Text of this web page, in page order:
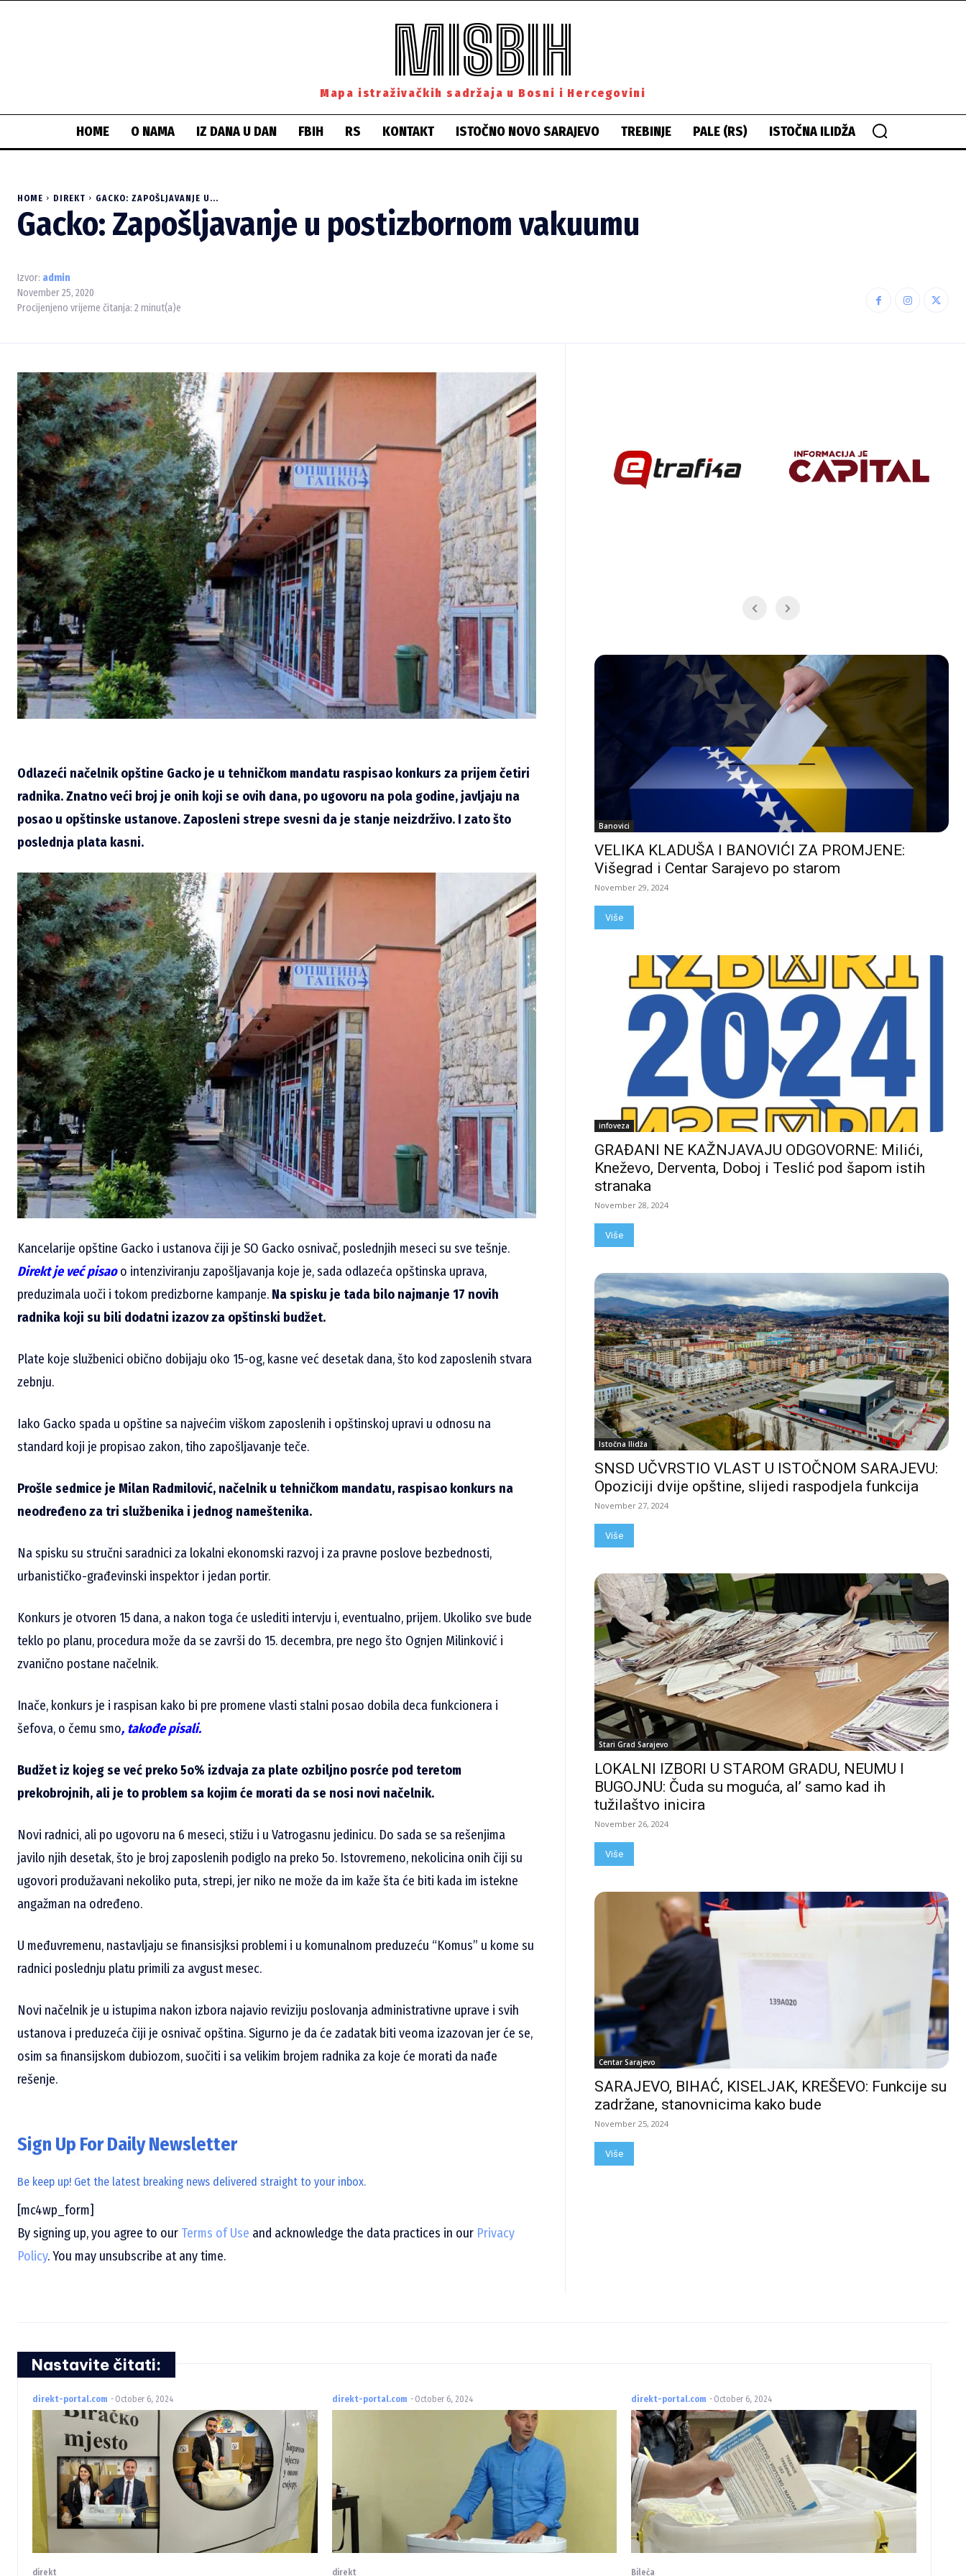
MISBIH
Mapa istraživačkih sadržaja u Bosni i Hercegovini
HOME O NAMA IZ DANA U DAN FBIH RS KONTAKT ISTOČNO NOVO SARAJEVO TREBINJE PALE (RS) ISTOČNA ILIDŽA
HOME DIREKT GACKO: ZAPOŠLJAVANJE U...
Gacko: Zapošljavanje u postizbornom vakuumu
Izvor: admin
November 25, 2020
Procijenjeno vrijeme čitanja: 2 minut(a)e
Odlazeći načelnik opštine Gacko je u tehničkom mandatu raspisao konkurs za prijem četiri
radnika. Znatno veći broj je onih koji se ovih dana, po ugovoru na pola godine, javljaju na
posao u opštinske ustanove. Zaposleni strepe svesni da je stanje neizdrživo. I zato što
poslednja plata kasni.
Kancelarije opštine Gacko i ustanova čiji je SO Gacko osnivač, poslednjih meseci su sve tešnje.
Direkt je već pisaoo intenziviranju zapošljavanja koje je, sada odlazeća opštinska uprava,
preduzimala uoči i tokom predizborne kampanje. Na spisku je tada bilo najmanje 17 novih
radnika koji su bili dodatni izazov za opštinski budžet.
Plate koje službenici obično dobijaju oko 15-og, kasne već desetak dana, što kod zaposlenih stvara
zebnju.
Iako Gacko spada u opštine sa najvećim viškom zaposlenih i opštinskoj upravi u odnosu na
standard koji je propisao zakon, tiho zapošljavanje teče.
Prošle sedmice je Milan Radmilović, načelnik u tehničkom mandatu, raspisao konkurs na
neodređeno za tri službenika i jednog nameštenika.
Na spisku su stručni saradnici za lokalni ekonomski razvoj i za pravne poslove bezbednosti,
urbanističko-građevinski inspektor i jedan portir.
Konkurs je otvoren 15 dana, a nakon toga će uslediti intervju i, eventualno, prijem. Ukoliko sve bude
teklo po planu, procedura može da se završi do 15. decembra, pre nego što Ognjen Milinković i
zvanično postane načelnik.
Inače, konkurs je i raspisan kako bi pre promene vlasti stalni posao dobila deca funkcionera i
šefova, o čemu smo, takođe pisali.
Budžet iz kojeg se već preko 5o% izdvaja za plate ozbiljno posrće pod teretom
prekobrojnih, ali je to problem sa kojim će morati da se nosi novi načelnik.
Novi radnici, ali po ugovoru na 6 meseci, stižu i u Vatrogasnu jedinicu. Do sada se sa rešenjima
javilo njih desetak, što je broj zaposlenih podiglo na preko 5o. Istovremeno, nekolicina onih čiji su
ugovori produžavani nekoliko puta, strepi, jer niko ne može da im kaže šta će biti kada im istekne
angažman na određeno.
U međuvremenu, nastavljaju se finansisjksi problemi i u komunalnom preduzeću “Komus” u kome su
radnici poslednju platu primili za avgust mesec.
Novi načelnik je u istupima nakon izbora najavio reviziju poslovanja administrativne uprave i svih
ustanova i preduzeća čiji je osnivač opština. Sigurno je da će zadatak biti veoma izazovan jer će se,
osim sa finansijskom dubiozom, suočiti i sa velikim brojem radnika za koje će morati da nađe
rešenje.
Sign Up For Daily Newsletter
Be keep up! Get the latest breaking news delivered straight to your inbox.
[mc4wp_form]
By signing up, you agree to our Terms of Use and acknowledge the data practices in our Privacy
Policy. You may unsubscribe at any time.
Banovici
VELIKA KLADUŠA I BANOVIĆI ZA PROMJENE:
Višegrad i Centar Sarajevo po starom
November 29, 2024
Više
infoveza
GRAĐANI NE KAŽNJAVAJU ODGOVORNE: Milići,
Kneževo, Derventa, Doboj i Teslić pod šapom istih
stranaka
November 28, 2024
Više
Istočna Ilidža
SNSD UČVRSTIO VLAST U ISTOČNOM SARAJEVU:
Opoziciji dvije opštine, slijedi raspodjela funkcija
November 27, 2024
Više
Stari Grad Sarajevo
LOKALNI IZBORI U STAROM GRADU, NEUMU I
BUGOJNU: Čuda su moguća, al’ samo kad ih
tužilaštvo inicira
November 26, 2024
Više
Centar Sarajevo
SARAJEVO, BIHAĆ, KISELJAK, KREŠEVO: Funkcije su
zadržane, stanovnicima kako bude
November 25, 2024
Više
Nastavite čitati:
direkt-portal.com - October 6, 2024
direkt
direkt-portal.com - October 6, 2024
direkt
direkt-portal.com - October 6, 2024
Bileća